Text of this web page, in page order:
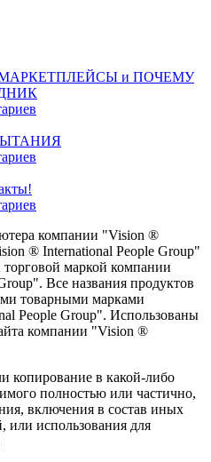
и ПОЧЕМУ
компании "Vision ®
® International People Group"
торговой маркой компании
Все названия продуктов
товарными марками
People Group". Использованы
компании "Vision ®
копирование в какой-либо
полностью или частично,
включения в состав иных
использования для